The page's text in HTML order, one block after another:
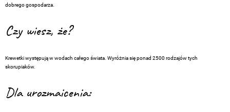
dobrego gospodarza.
Czy wiesz, że?
Krewetki występują w wodach całego świata. Wyróżnia się ponad 2500 rodzajów tych
skorupiaków.
Dla urozmaicenia: